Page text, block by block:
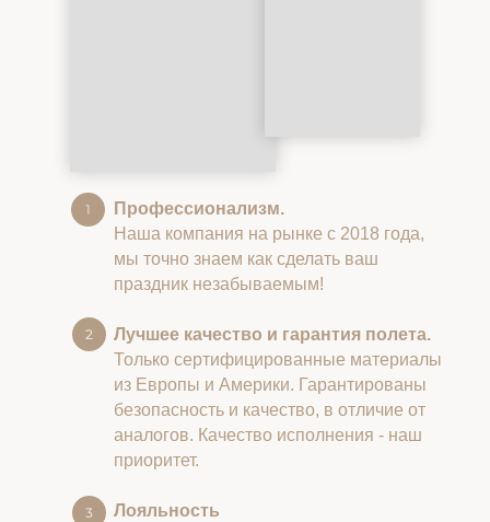
Профессионализм.
Наша компания на рынке с 2018 года,
мы точно знаем как сделать ваш
праздник незабываемым!
Лучшее качество и гарантия полета.
Только сертифицированные материалы
из Европы и Америки. Гарантированы
безопасность и качество, в отличие от
аналогов. Качество исполнения - наш
приоритет.
Лояльность